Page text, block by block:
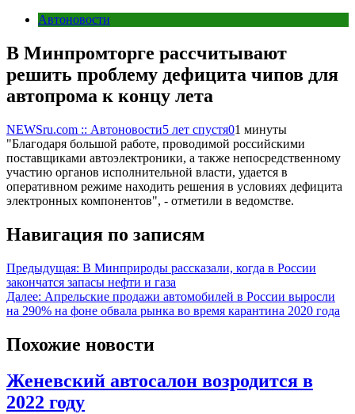
Автоновости
В Минпромторге рассчитывают
решить проблему дефицита чипов для
автопрома к концу лета
NEWSru.com :: Автоновости5 лет спустя01 минуты
"Благодаря большой работе, проводимой российскими
поставщиками автоэлектроники, а также непосредственному
участию органов исполнительной власти, удается в
оперативном режиме находить решения в условиях дефицита
электронных компонентов", - отметили в ведомстве.
Навигация по записям
Предыдущая: В Минприроды рассказали, когда в России
закончатся запасы нефти и газа
Далее: Апрельские продажи автомобилей в России выросли
на 290% на фоне обвала рынка во время карантина 2020 года
Похожие новости
Женевский автосалон возродится в
2022 году